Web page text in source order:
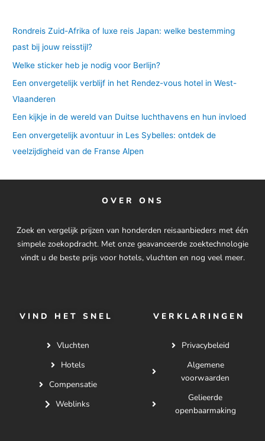
Rondreis Zuid-Afrika of luxe reis Japan: welke bestemming
past bij jouw reisstijl?
Welke sticker heb je nodig voor Berlijn?
Een onvergetelijk verblijf in het Rendez-vous hotel in West-
Vlaanderen
Een kijkje in de wereld van Duitse luchthavens en hun invloed
Een onvergetelijk avontuur in Les Sybelles: ontdek de
veelzijdigheid van de Franse Alpen
OVER ONS
Zoek en vergelijk prijzen van honderden reisaanbieders met één
simpele zoekopdracht. Met onze geavanceerde zoektechnologie
vindt u de beste prijs voor hotels, vluchten en nog veel meer.
VIND HET SNEL
Vluchten
Hotels
Compensatie
Weblinks
VERKLARINGEN
Privacybeleid
Algemene
voorwaarden
Gelieerde
openbaarmaking